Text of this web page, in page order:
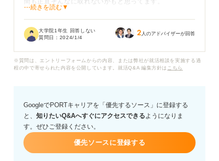
なんだし大丈夫だろ」と言われてちょっと安心しちゃっ
⋯続きを読む▼
大学院1年生 回答しない
質問日： 2024/1/4 2 人のアドバイザーが回答
※質問は、エントリーフォームからの内容、または弊社が就活相談を実施する過
程の中で寄せられた内容を公開しています。就活Q&A 編集方針は こちら
GoogleでPORTキャリアを「優先するソース」に登録する
と、 知りたいQ&Aへすぐにアクセスできるようになりま
す。ぜひご登録ください。
優先ソースに登録する